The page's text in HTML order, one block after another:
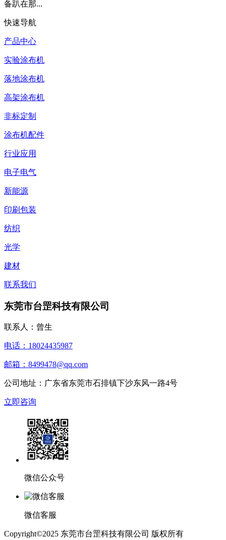
备趴在那...
快速导航
产品中心
实验涂布机
落地涂布机
高架涂布机
非标定制
涂布机配件
行业应用
电子电气
新能源
印刷包装
纺织
光学
建材
联系我们
东莞市台罡科技有限公司
联系人：曾生
电话：18024435987
邮箱：8499478@qq.com
公司地址：广东省东莞市石排镇下沙东风一路4号
立即咨询
微信公众号
微信客服
Copyright©2025 东莞市台罡科技有限公司 版权所有